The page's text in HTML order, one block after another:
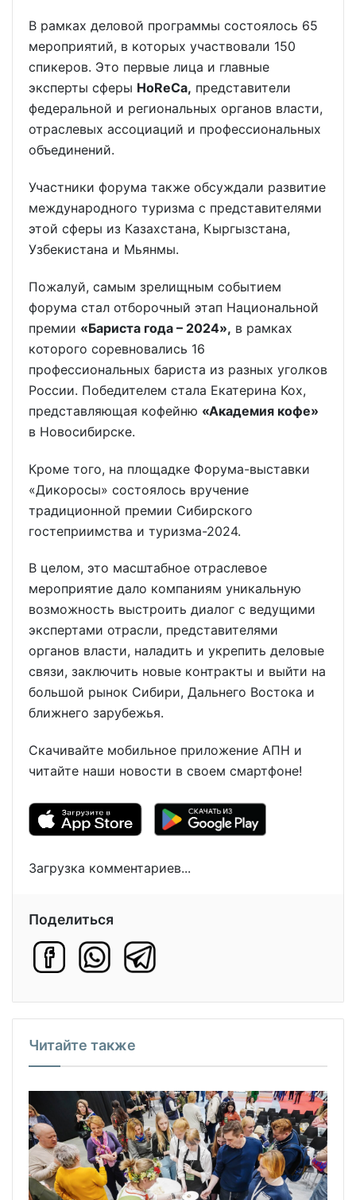
В рамках деловой программы состоялось 65
мероприятий, в которых участвовали 150
спикеров. Это первые лица и главные
эксперты сферы HoReCa, представители
федеральной и региональных органов власти,
отраслевых ассоциаций и профессиональных
объединений.
Участники форума также обсуждали развитие
международного туризма с представителями
этой сферы из Казахстана, Кыргызстана,
Узбекистана и Мьянмы.
Пожалуй, самым зрелищным событием
форума стал отборочный этап Национальной
премии «Бариста года – 2024», в рамках
которого соревновались 16
профессиональных бариста из разных уголков
России. Победителем стала Екатерина Кох,
представляющая кофейню «Академия кофе»
в Новосибирске.
Кроме того, на площадке Форума-выставки
«Дикоросы» состоялось вручение
традиционной премии Сибирского
гостеприимства и туризма-2024.
В целом, это масштабное отраслевое
мероприятие дало компаниям уникальную
возможность выстроить диалог с ведущими
экспертами отрасли, представителями
органов власти, наладить и укрепить деловые
связи, заключить новые контракты и выйти на
большой рынок Сибири, Дальнего Востока и
ближнего зарубежья.
Скачивайте мобильное приложение АПН и
читайте наши новости в своем смартфоне!
Загрузка комментариев...
Поделиться
Читайте также